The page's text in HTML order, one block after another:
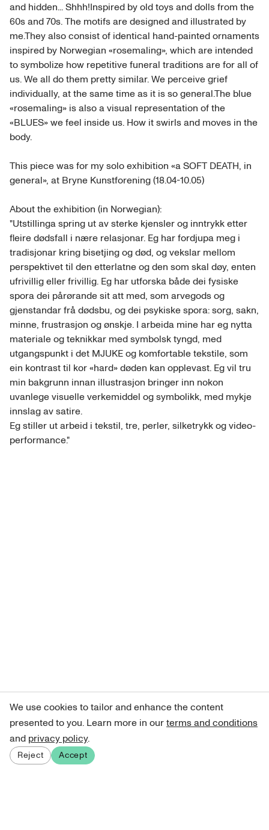
and hidden... Shhh!Inspired by old toys and dolls from the
60s and 70s. The motifs are designed and illustrated by
me.They also consist of identical hand-painted ornaments
inspired by Norwegian «rosemaling», which are intended
to symbolize how repetitive funeral traditions are for all of
us. We all do them pretty similar. We perceive grief
individually, at the same time as it is so general.The blue
«rosemaling» is also a visual representation of the
«BLUES» we feel inside us. How it swirls and moves in the
body.
This piece was for my solo exhibition «a SOFT DEATH, in
general», at Bryne Kunstforening (18.04-10.05)
About the exhibition (in Norwegian):
"Utstillinga spring ut av sterke kjensler og inntrykk etter
fleire dødsfall i nære relasjonar. Eg har fordjupa meg i
tradisjonar kring bisetjing og død, og vekslar mellom
perspektivet til den etterlatne og den som skal døy, enten
ufrivillig eller frivillig. Eg har utforska både dei fysiske
spora dei pårørande sit att med, som arvegods og
gjenstandar frå dødsbu, og dei psykiske spora: sorg, sakn,
minne, frustrasjon og ønskje. I arbeida mine har eg nytta
materiale og teknikkar med symbolsk tyngd, med
utgangspunkt i det MJUKE og komfortable tekstile, som
ein kontrast til kor «hard» døden kan opplevast. Eg vil tru
min bakgrunn innan illustrasjon bringer inn nokon
uvanlege visuelle verkemiddel og symbolikk, med mykje
innslag av satire.
Eg stiller ut arbeid i tekstil, tre, perler, silketrykk og video-
performance."
We use cookies to tailor and enhance the content
presented to you. Learn more in ourterms and conditions
and privacy policy.
Reject Accept